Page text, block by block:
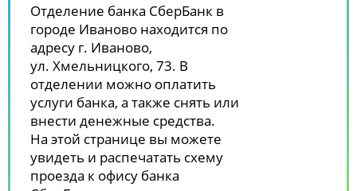
Отделение банка СберБанк в
городе Иваново находится по
адресу г. Иваново,
ул. Хмельницкого, 73. В
отделении можно оплатить
услуги банка, а также снять или
внести денежные средства.
На этой странице вы можете
увидеть и распечатать схему
проезда к офису банка